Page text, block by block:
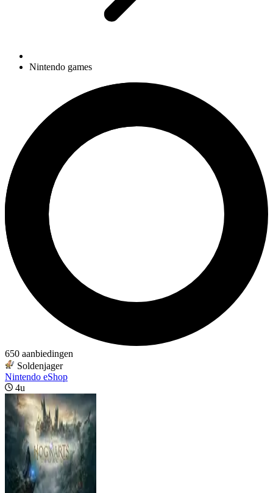
Nintendo games
650 aanbiedingen
Soldenjager
Nintendo eShop
4u